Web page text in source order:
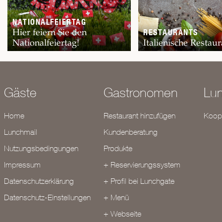
NATIONALFEIERTAG
Hier feiern Sie den
Nationalfeiertag!
RESTAURANTS
Italienische
Gäste
Home
Lunchmail
Nutzungsbedingungen
Impressum
Datenschutzerklärung
Datenschutz-Einstellungen
Gastronomen
Restaurant hinzufügen
Kundenberatung
Produkte
+ Reservierungssystem
+ Profil bei Lunchgate
+ Menü
+ Webseite